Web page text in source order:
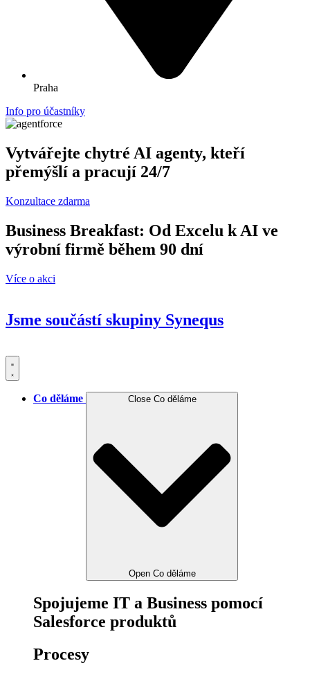
Praha
Info pro účastníky
Vytvářejte chytré AI agenty, kteří
přemýšlí a pracují 24/7
Konzultace zdarma
Business Breakfast: Od Excelu k AI ve
výrobní firmě během 90 dní
Více o akci
Jsme součástí skupiny Synequs
Co děláme Close Co děláme
Open Co děláme
Spojujeme IT a Business pomocí
Salesforce produktů
Procesy